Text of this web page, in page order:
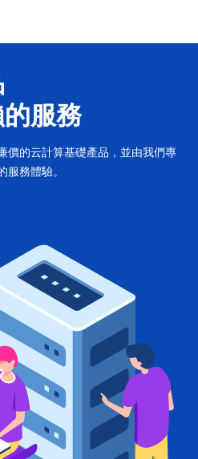
服務
價的云計算基礎產品，並由我們專
服務體驗。